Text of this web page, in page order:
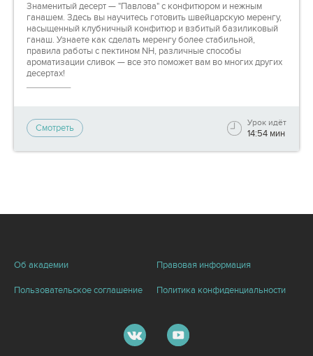
Знаменитый десерт — "Павлова" с конфитюром и нежным
ганашем. Здесь вы научитесь готовить швейцарскую меренгу,
насыщенный клубничный конфитюр и взбитый базиликовый
ганаш. Узнаете как сделать меренгу более стабильной,
правила работы с пектином NH, различные способы
ароматизации сливок — все это поможет вам во многих других
десертах!
_________
автоматически! Под видео вы найдете список ингредиентов, а
также сможете задать вопрос кураторам по форме "Задайте
вопрос".
Смотреть
Урок идёт
14:54 мин
Об академии Правовая информация
Пользовательское соглашение Политика конфиденциальности